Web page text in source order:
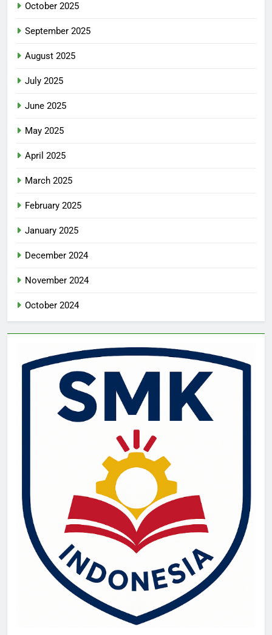
October 2025
September 2025
August 2025
July 2025
June 2025
May 2025
April 2025
March 2025
February 2025
January 2025
December 2024
November 2024
October 2024